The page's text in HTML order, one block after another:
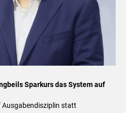
Sparkurs das System auf
Ausgabendisziplin statt